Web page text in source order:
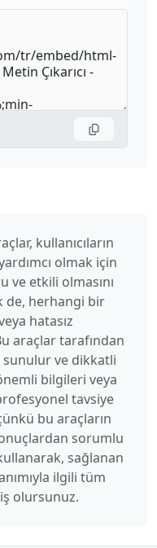
kullanıcıların
olmak için
ve etkili olmasını
de, herhangi bir
hatasız
araçlar tarafından
ve dikkatli
önemli bilgileri veya
tavsiye
bu araçların
sorumlu
sağlanan
ilgili tüm
olursunuz.